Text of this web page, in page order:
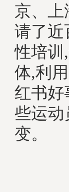
京、上
请了近
性培训
体,利
红书好
些运动
变。